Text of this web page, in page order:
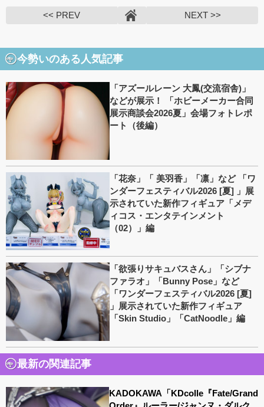
<< PREV NEXT >>
今勢いのある人気記事
「アズールレーン 大鳳(交流宿舎)」
などが展示！ 「ホビーメーカー合同
展示商談会2026夏」会場フォトレポ
ート（後編）
「花奈」「 美羽香」「凛」など 「ワ
ンダーフェスティバル2026 [夏] 」展
示されていた新作フィギュア「メデ
ィコス・エンタテインメント
（02）」編
「欲張りサキュバスさん」「シブナ
ファラオ」「Bunny Pose」など
「ワンダーフェスティバル2026 [夏]
」展示されていた新作フィギュア
「Skin Studio」「CatNoodle」編
最新の関連記事
KADOKAWA「KDcolle『Fate/Grand